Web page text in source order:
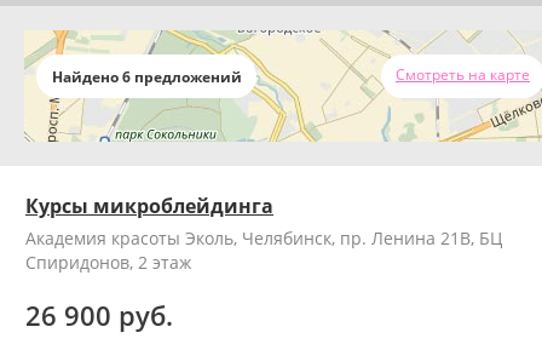
Найдено 6 предложений Смотреть на карте
Курсы микроблейдинга
Академия красоты Эколь, Челябинск, пр. Ленина 21В, БЦ
Спиридонов, 2 этаж
26 900 руб.